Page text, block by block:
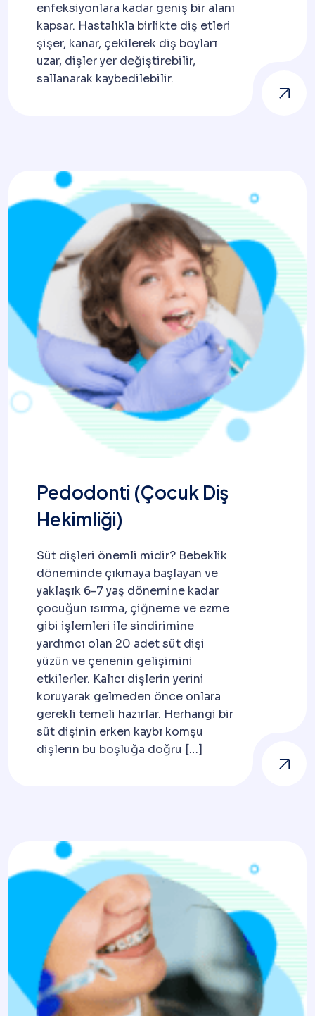
enfeksiyonlara kadar geniş bir alanı
kapsar. Hastalıkla birlikte diş etleri
şişer, kanar, çekilerek diş boyları
uzar, dişler yer değiştirebilir,
sallanarak kaybedilebilir.
Pedodonti (Çocuk Diş
Hekimliği)
Süt dişleri önemli midir? Bebeklik
döneminde çıkmaya başlayan ve
yaklaşık 6-7 yaş dönemine kadar
çocuğun ısırma, çiğneme ve ezme
gibi işlemleri ile sindirimine
yardımcı olan 20 adet süt dişi
yüzün ve çenenin gelişimini
etkilerler. Kalıcı dişlerin yerini
koruyarak gelmeden önce onlara
gerekli temeli hazırlar. Herhangi bir
süt dişinin erken kaybı komşu
dişlerin bu boşluğa doğru […]